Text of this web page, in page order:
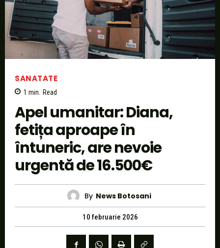
SANATATE
1 min. Read
Apel umanitar: Diana,
fetița aproape în
întuneric, are nevoie
urgentă de 16.500€
By News Botosani
10 februarie 2026